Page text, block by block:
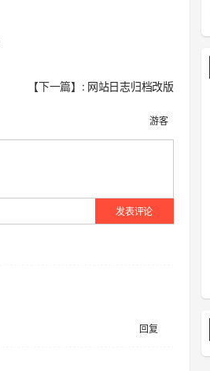
【下一篇】: 网站日志归档改版
游客
发表评论
回复